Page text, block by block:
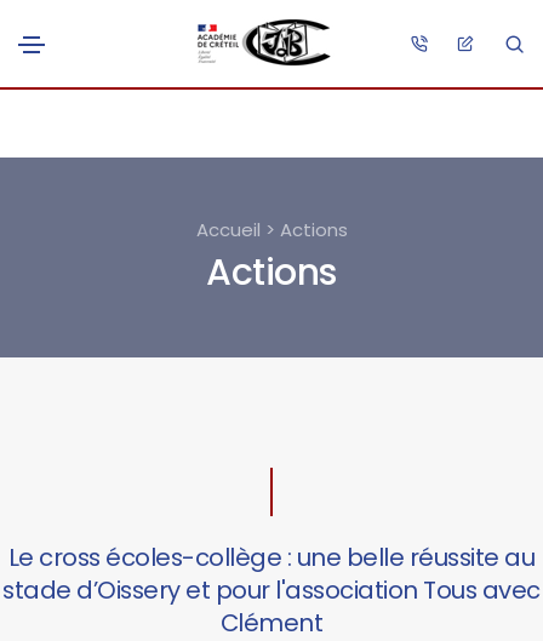
Accueil > Actions
Actions
Le cross écoles-collège : une belle réussite au
stade d’Oissery et pour l'association Tous avec
Clément